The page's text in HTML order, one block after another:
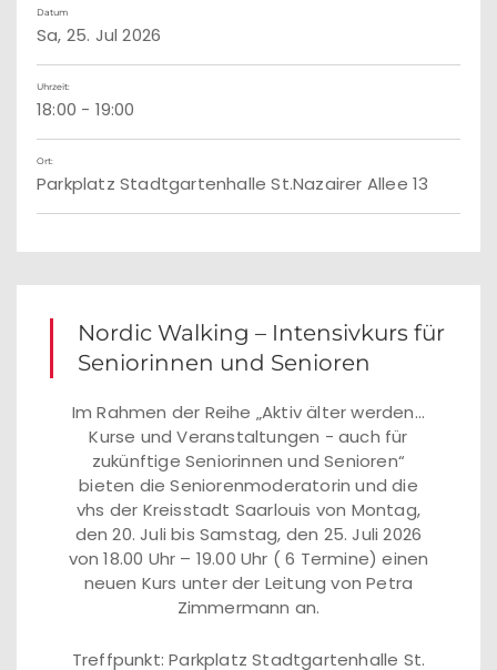
Datum
Sa, 25. Jul 2026
Uhrzeit:
18:00 - 19:00
Ort:
Parkplatz Stadtgartenhalle St.Nazairer Allee 13
Nordic Walking – Intensivkurs für
Seniorinnen und Senioren
Im Rahmen der Reihe „Aktiv älter werden...
Kurse und Veranstaltungen - auch für
zukünftige Seniorinnen und Senioren“
bieten die Seniorenmoderatorin und die
vhs der Kreisstadt Saarlouis von Montag,
den 20. Juli bis Samstag, den 25. Juli 2026
von 18.00 Uhr – 19.00 Uhr ( 6 Termine) einen
neuen Kurs unter der Leitung von Petra
Zimmermann an.
Treffpunkt: Parkplatz Stadtgartenhalle St.